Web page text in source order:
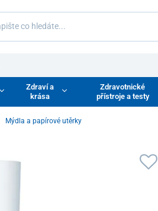
Zdraví a
krása
Zdravotnické
přístroje a testy
Mýdla a papírové utěrky